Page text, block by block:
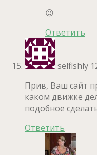
😉
Ответить
selfishly
Прив, Ваш сайт
каком движке
подобное
Ответить